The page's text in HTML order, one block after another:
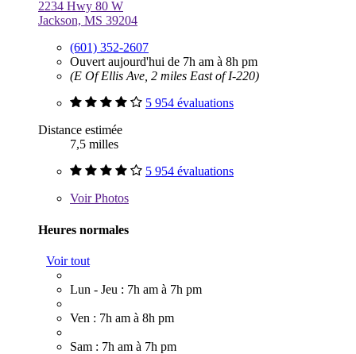
2234 Hwy 80 W
Jackson, MS 39204
(601) 352-2607
Ouvert aujourd'hui de 7h am à 8h pm
(E Of Ellis Ave, 2 miles East of I-220)
5 954 évaluations
Distance estimée
7,5 milles
5 954 évaluations
VoirPhotos
Heures normales
Voir tout
Lun - Jeu : 7h am à 7h pm
Ven : 7h am à 8h pm
Sam : 7h am à 7h pm